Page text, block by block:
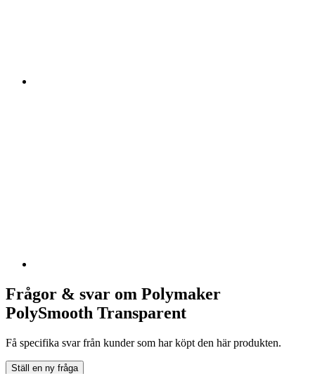
Frågor & svar om Polymaker
PolySmooth Transparent
Få specifika svar från kunder som har köpt den här produkten.
Ställ en ny fråga